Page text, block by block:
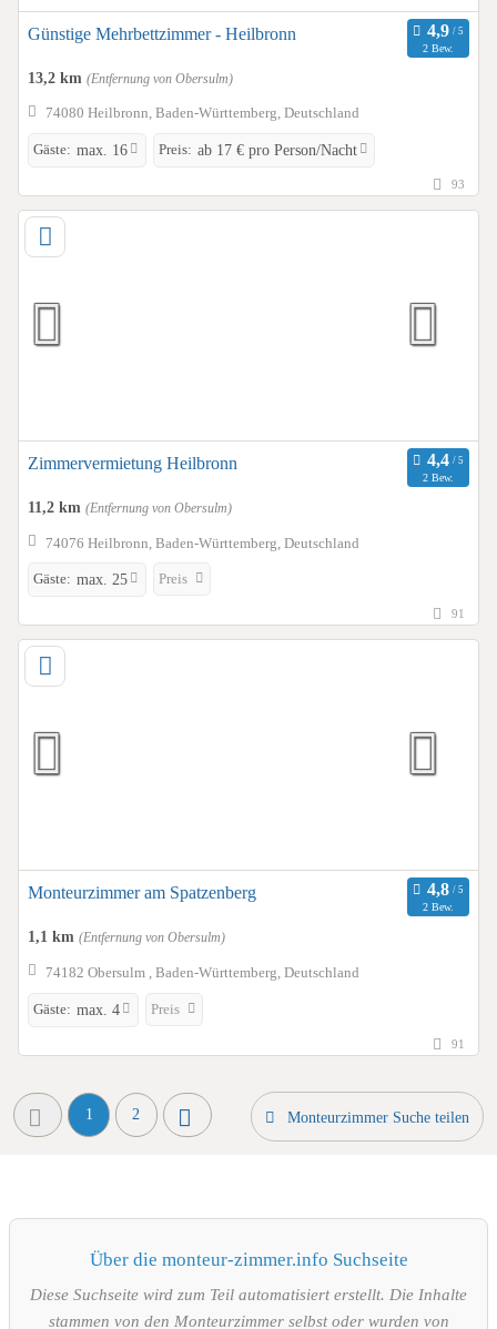
Günstige Mehrbettzimmer - Heilbronn
2 Bew.
13,2 km (Entfernung von Obersulm)
74080 Heilbronn, Baden-Württemberg, Deutschland
Gäste: max. 16 Preis: ab 17 € pro Person/Nacht
93
Zimmervermietung Heilbronn
2 Bew.
11,2 km (Entfernung von Obersulm)
74076 Heilbronn, Baden-Württemberg, Deutschland
Gäste: max. 25 Preis
91
Monteurzimmer am Spatzenberg
2 Bew.
1,1 km (Entfernung von Obersulm)
74182 Obersulm , Baden-Württemberg, Deutschland
Gäste: max. 4 Preis
91
1 2 Monteurzimmer Suche teilen
Über die monteur-zimmer.info Suchseite
Diese Suchseite wird zum Teil automatisiert erstellt. Die Inhalte
stammen von den Monteurzimmer selbst oder wurden von